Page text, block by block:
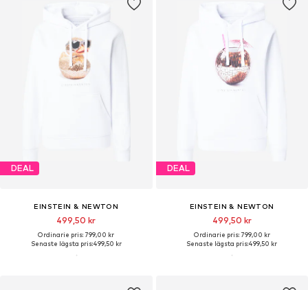
DEAL
EINSTEIN & NEWTON
499,50 kr
Ordinarie pris: 799,00 kr
Senaste lägsta pris:499,50 kr
DEAL
EINSTEIN & NEWTON
499,50 kr
Ordinarie pris: 799,00 kr
Senaste lägsta pris:499,50 kr